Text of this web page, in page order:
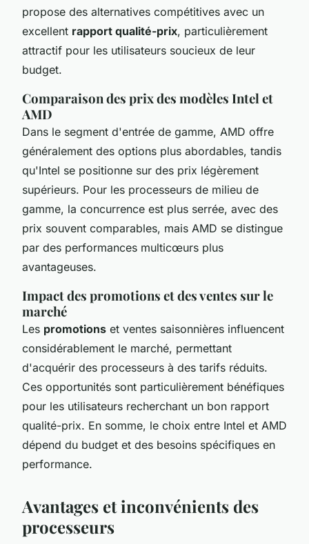
propose des alternatives compétitives avec un
excellent rapport qualité-prix, particulièrement
attractif pour les utilisateurs soucieux de leur
budget.
Comparaison des prix des modèles Intel et
AMD
Dans le segment d'entrée de gamme, AMD offre
généralement des options plus abordables, tandis
qu'Intel se positionne sur des prix légèrement
supérieurs. Pour les processeurs de milieu de
gamme, la concurrence est plus serrée, avec des
prix souvent comparables, mais AMD se distingue
par des performances multicœurs plus
avantageuses.
Impact des promotions et des ventes sur le
marché
Les promotions et ventes saisonnières influencent
considérablement le marché, permettant
d'acquérir des processeurs à des tarifs réduits.
Ces opportunités sont particulièrement bénéfiques
pour les utilisateurs recherchant un bon rapport
qualité-prix. En somme, le choix entre Intel et AMD
dépend du budget et des besoins spécifiques en
performance.
Avantages et inconvénients des
processeurs